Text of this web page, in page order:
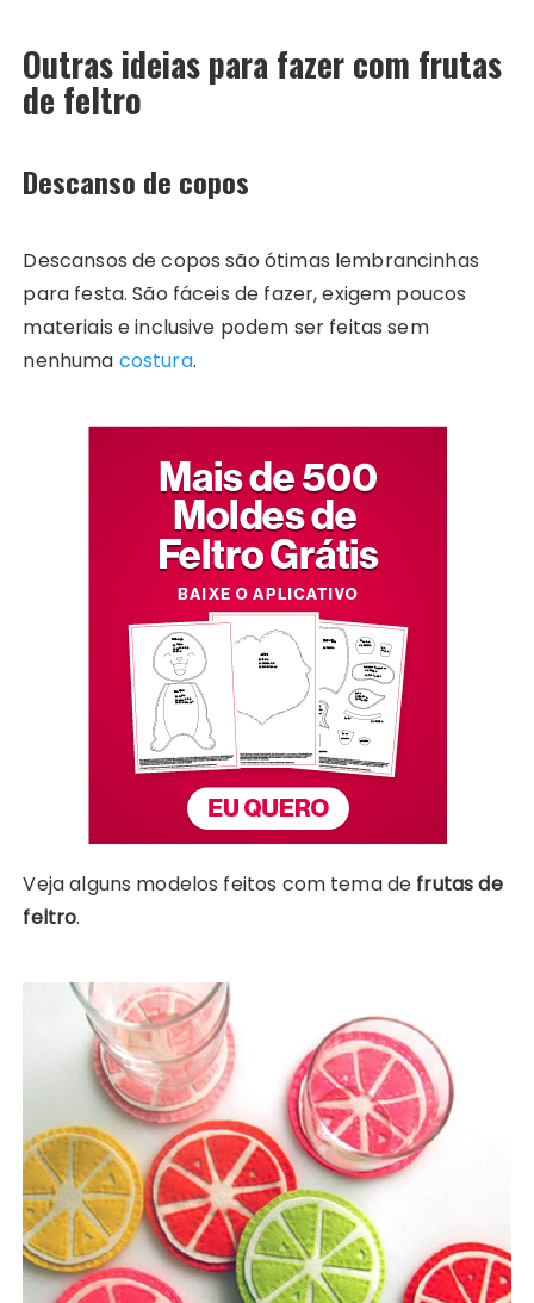
Outras ideias para fazer com frutas
de feltro
Descanso de copos
Descansos de copos são ótimas lembrancinhas
para festa. São fáceis de fazer, exigem poucos
materiais e inclusive podem ser feitas sem
nenhuma costura.
Veja alguns modelos feitos com tema de frutas de
feltro.